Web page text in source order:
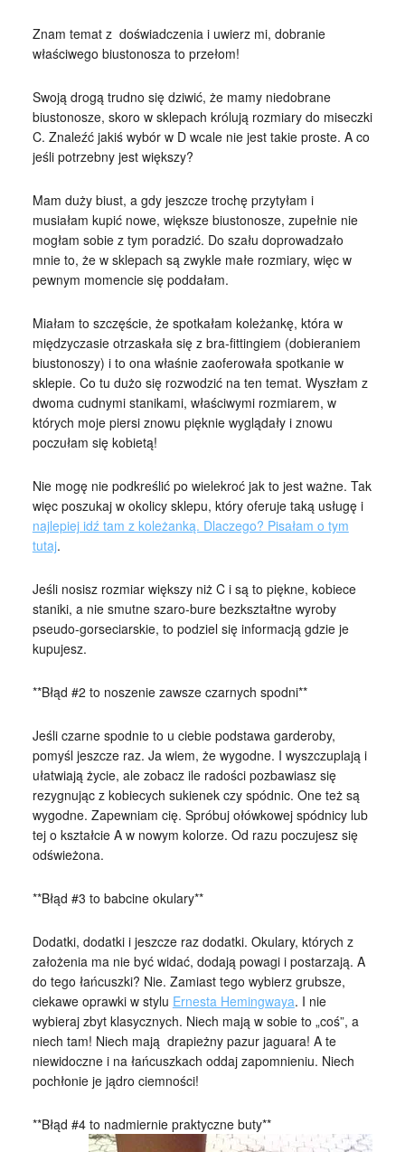
Znam temat z doświadczenia i uwierz mi, dobranie
właściwego biustonosza to przełom!
Swoją drogą trudno się dziwić, że mamy niedobrane
biustonosze, skoro w sklepach królują rozmiary do miseczki
C. Znaleźć jakiś wybór w D wcale nie jest takie proste. A co
jeśli potrzebny jest większy?
Mam duży biust, a gdy jeszcze trochę przytyłam i
musiałam kupić nowe, większe biustonosze, zupełnie nie
mogłam sobie z tym poradzić. Do szału doprowadzało
mnie to, że w sklepach są zwykle małe rozmiary, więc w
pewnym momencie się poddałam.
Miałam to szczęście, że spotkałam koleżankę, która w
międzyczasie otrzaskała się z bra-fittingiem (dobieraniem
biustonoszy) i to ona właśnie zaoferowała spotkanie w
sklepie. Co tu dużo się rozwodzić na ten temat. Wyszłam z
dwoma cudnymi stanikami, właściwymi rozmiarem, w
których moje piersi znowu pięknie wyglądały i znowu
poczułam się kobietą!
Nie mogę nie podkreślić po wielekroć jak to jest ważne. Tak
więc poszukaj w okolicy sklepu, który oferuje taką usługę i
najlepiej idź tam z koleżanką. Dlaczego? Pisałam o tym
tutaj.
Jeśli nosisz rozmiar większy niż C i są to piękne, kobiece
staniki, a nie smutne szaro-bure bezkształtne wyroby
pseudo-gorseciarskie, to podziel się informacją gdzie je
kupujesz.
**Błąd #2 to noszenie zawsze czarnych spodni**
Jeśli czarne spodnie to u ciebie podstawa garderoby,
pomyśl jeszcze raz. Ja wiem, że wygodne. I wyszczuplają i
ułatwiają życie, ale zobacz ile radości pozbawiasz się
rezygnując z kobiecych sukienek czy spódnic. One też są
wygodne. Zapewniam cię. Spróbuj ołówkowej spódnicy lub
tej o kształcie A w nowym kolorze. Od razu poczujesz się
odświeżona.
**Błąd #3 to babcine okulary**
Dodatki, dodatki i jeszcze raz dodatki. Okulary, których z
założenia ma nie być widać, dodają powagi i postarzają. A
do tego łańcuszki? Nie. Zamiast tego wybierz grubsze,
ciekawe oprawki w stylu Ernesta Hemingwaya. I nie
wybieraj zbyt klasycznych. Niech mają w sobie to „coś”, a
niech tam! Niech mają drapieżny pazur jaguara! A te
niewidoczne i na łańcuszkach oddaj zapomnieniu. Niech
pochłonie je jądro ciemności!
**Błąd #4 to nadmiernie praktyczne buty**